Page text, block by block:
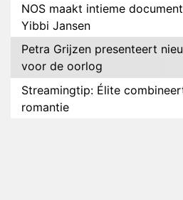
NOS maakt intieme
Yibbi Jansen
Petra Grijzen presenteert
voor de oorlog
Streamingtip: Élite
romantie